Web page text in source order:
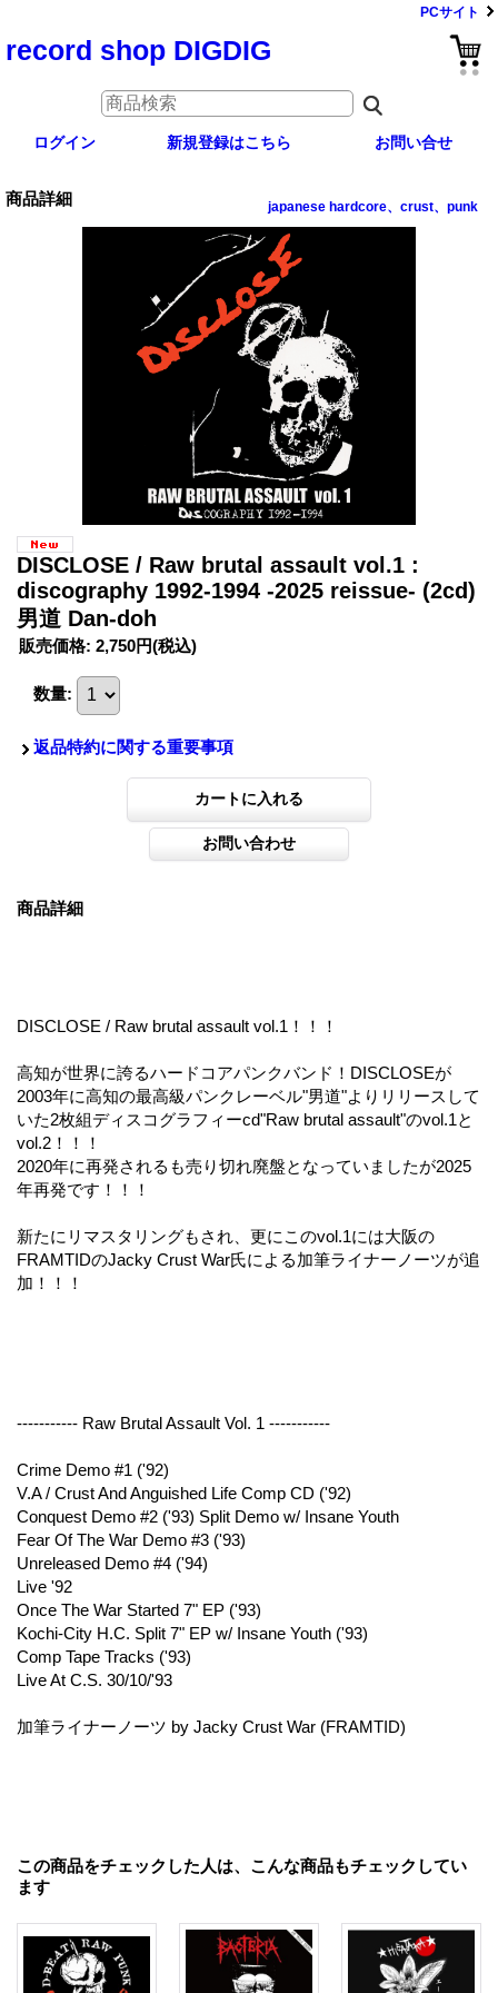
PCサイト
record shop DIGDIG
ログイン 新規登録はこちら お問い合せ
商品詳細 japanese hardcore、crust、punk
DISCLOSE / Raw brutal assault vol.1 :
discography 1992-1994 -2025 reissue- (2cd)
男道 Dan-doh
販売価格: 2,750円(税込)
数量:
返品特約に関する重要事項
商品詳細
DISCLOSE / Raw brutal assault vol.1！！！
高知が世界に誇るハードコアパンクバンド！DISCLOSEが
2003年に高知の最高級パンクレーベル"男道"よりリリースして
いた2枚組ディスコグラフィーcd"Raw brutal assault"のvol.1と
vol.2！！！
2020年に再発されるも売り切れ廃盤となっていましたが2025
年再発です！！！
新たにリマスタリングもされ、更にこのvol.1には大阪の
FRAMTIDのJacky Crust War氏による加筆ライナーノーツが追
加！！！
----------- Raw Brutal Assault Vol. 1 -----------
Crime Demo #1 ('92)
V.A / Crust And Anguished Life Comp CD ('92)
Conquest Demo #2 ('93) Split Demo w/ Insane Youth
Fear Of The War Demo #3 ('93)
Unreleased Demo #4 ('94)
Live '92
Once The War Started 7" EP ('93)
Kochi-City H.C. Split 7" EP w/ Insane Youth ('93)
Comp Tape Tracks ('93)
Live At C.S. 30/10/'93
加筆ライナーノーツ by Jacky Crust War (FRAMTID)
この商品をチェックした人は、こんな商品もチェックしてい
ます